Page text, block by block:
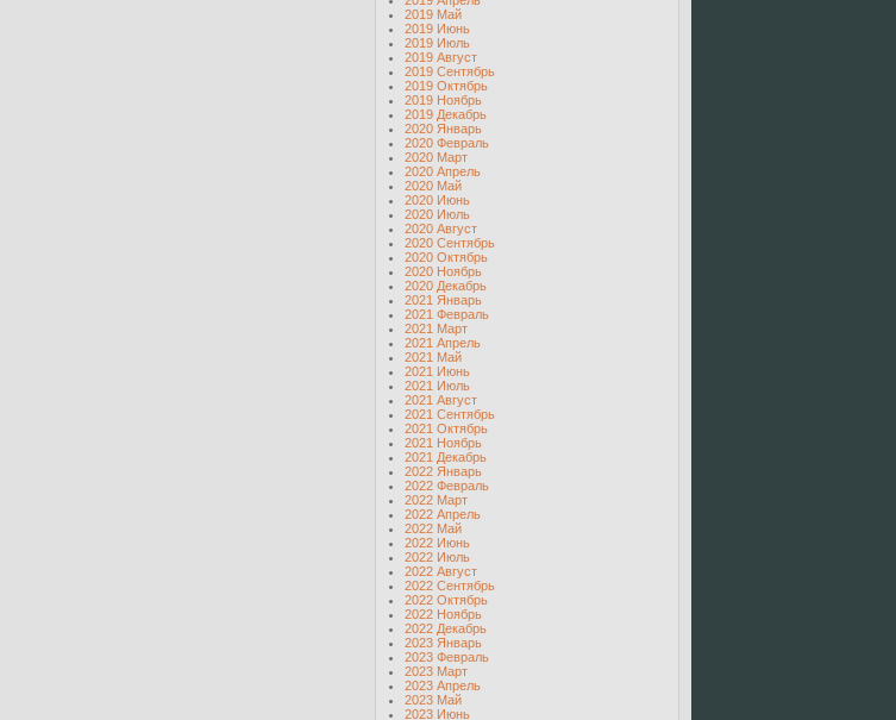
2019 Май
2019 Июнь
2019 Июль
2019 Август
2019 Сентябрь
2019 Октябрь
2019 Ноябрь
2019 Декабрь
2020 Январь
2020 Февраль
2020 Март
2020 Апрель
2020 Май
2020 Июнь
2020 Июль
2020 Август
2020 Сентябрь
2020 Октябрь
2020 Ноябрь
2020 Декабрь
2021 Январь
2021 Февраль
2021 Март
2021 Апрель
2021 Май
2021 Июнь
2021 Июль
2021 Август
2021 Сентябрь
2021 Октябрь
2021 Ноябрь
2021 Декабрь
2022 Январь
2022 Февраль
2022 Март
2022 Апрель
2022 Май
2022 Июнь
2022 Июль
2022 Август
2022 Сентябрь
2022 Октябрь
2022 Ноябрь
2022 Декабрь
2023 Январь
2023 Февраль
2023 Март
2023 Апрель
2023 Май
2023 Июнь